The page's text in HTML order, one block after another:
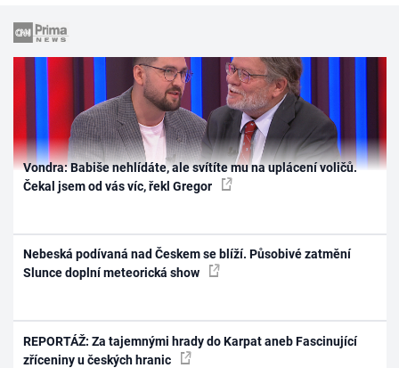
Vondra: Babiše nehlídáte, ale svítíte mu na uplácení voličů.
Čekal jsem od vás víc, řekl Gregor
Nebeská podívaná nad Českem se blíží. Působivé zatmění
Slunce doplní meteorická show
REPORTÁŽ: Za tajemnými hrady do Karpat aneb Fascinující
zříceniny u českých hranic